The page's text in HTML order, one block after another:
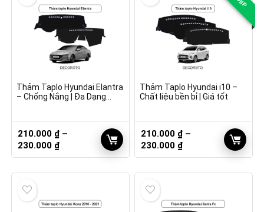
230.000 ₫
Thảm Taplo Hyundai Elantra
– Chống Nắng | Đa Dạng
210.000 ₫ –
230.000 ₫Khoảng
giá:
230.000 ₫
Thảm Taplo Hyundai i10 –
Chất liệu bền bỉ | Giá tốt
210.000 ₫ –
230.000 ₫Khoảng
giá:
230.000 ₫